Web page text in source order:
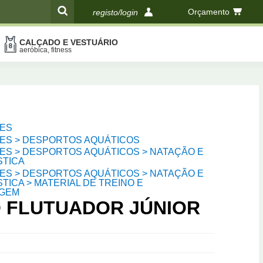
registo/login Orçamento
CALÇADO E VESTUÁRIO
aeróbica, fitness
> DESPORTOS AQUÁTICOS
> DESPORTOS AQUÁTICOS > NATAÇÃO E
> DESPORTOS AQUÁTICOS > NATAÇÃO E
> MATERIAL DE TREINO E
FLUTUADOR JÚNIOR